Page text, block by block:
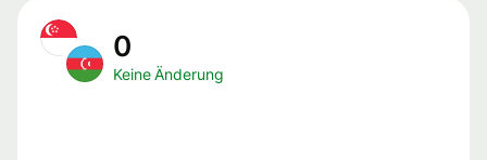
0
Keine Änderung